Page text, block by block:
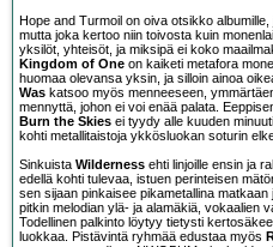
Hope and Turmoil on oiva otsikko
mutta joka kertoo niin toivosta kuin
yksilöt, yhteisöt, ja miksipä ei koko
Kingdom of One on kaiketi metafora
huomaa olevansa yksin, ja silloin ainoa
Was katsoo myös menneeseen,
mennyttä, johon ei voi enää palata.
Burn the Skies ei tyydy alle kuuden
kohti metallitaistoja ykkösluokan soturin
Sinkuista Wilderness ehti linjoille ensin ja
edellä kohti tulevaa, istuen perinteisen
sen sijaan pinkaisee pikametallina
pitkin melodian ylä- ja alamäkiä, vokaalien
Todellinen palkinto löytyy tietysti
luokkaa. Pistävintä ryhmää edustaa myös